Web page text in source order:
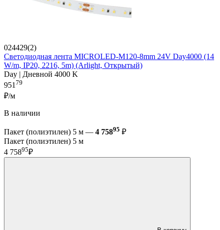
024429(2)
Светодиодная лента MICROLED-M120-8mm 24V Day4000 (14
W/m, IP20, 2216, 5m) (Arlight, Открытый)
Day | Дневной 4000 K
95179
₽/м
В наличии
Пакет (полиэтилен) 5 м — 4 75895 ₽
Пакет (полиэтилен) 5 м
4 75895₽